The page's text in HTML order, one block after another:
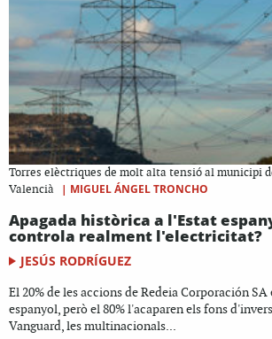
Torres elèctriques de molt alta tensió al municipi
Valencià
| MIGUEL ÁNGEL TRONCHO
Apagada històrica a l'Estat
controla realment l'electricitat?
JESÚS RODRÍGUEZ
El 20% de les accions de Redeia Corporación SA
espanyol, però el 80% l'acaparen els fons
Vanguard, les multinacionals...